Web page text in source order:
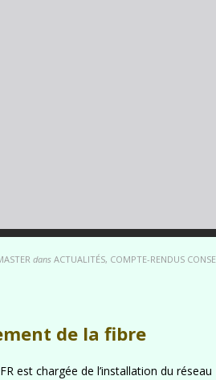
dans ACTUALITÉS, COMPTE-RENDUS
de la fibre
est chargée de l’installation du